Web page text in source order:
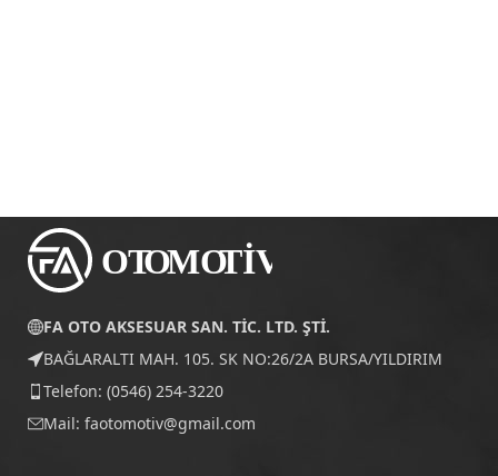
FA OTO AKSESUAR SAN. TİC. LTD. ŞTİ.
BAĞLARALTI MAH. 105. SK NO:26/2A BURSA/YILDIRIM
Telefon: (0546) 254-3220
Mail: faotomotiv@gmail.com